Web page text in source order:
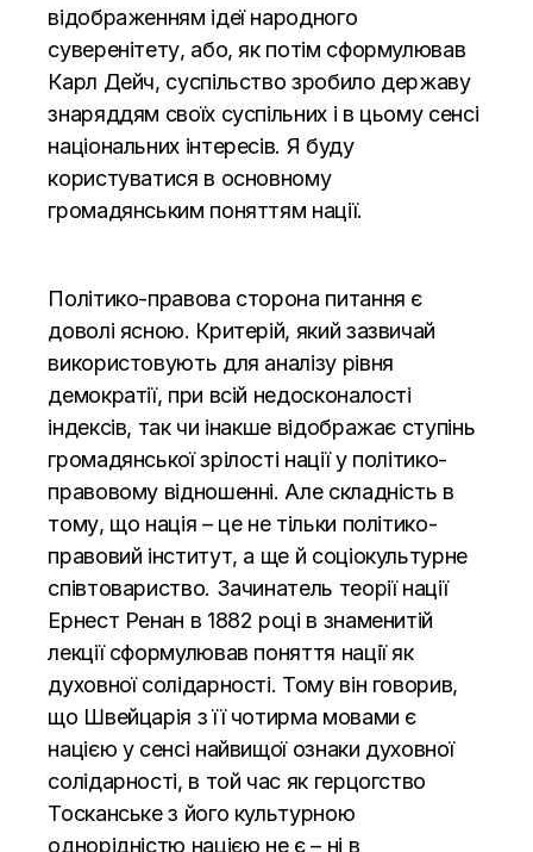
відображенням ідеї народного
суверенітету, або, як потім сформулював
Карл Дейч, суспільство зробило державу
знаряддям своїх суспільних і в цьому сенсі
національних інтересів. Я буду
користуватися в основному
громадянським поняттям нації.
Політико-правова сторона питання є
доволі ясною. Критерій, який зазвичай
використовують для аналізу рівня
демократії, при всій недосконалості
індексів, так чи інакше відображає ступінь
громадянської зрілості нації у політико-
правовому відношенні. Але складність в
тому, що нація – це не тільки політико-
правовий інститут, а ще й соціокультурне
співтовариство. Зачинатель теорії нації
Ернест Ренан в 1882 році в знаменитій
лекціїсформулював поняття нації як
духовної солідарності. Тому він говорив,
що Швейцарія з її чотирма мовами є
нацією у сенсі найвищої ознаки духовної
солідарності, в той час як герцогство
Тосканське з його культурною
однорідністю нацією не є – ні в